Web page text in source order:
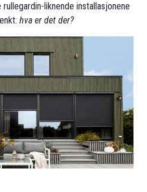
liknende installasjonene
hva er det der?